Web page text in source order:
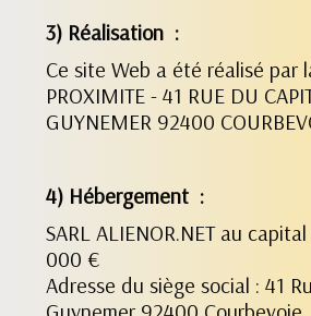
3) Réalisation :
Ce site Web a été réalisé par
PROXIMITE - 41 RUE DU
GUYNEMER 92400
4) Hébergement :
SARL ALIENOR.NET au
000 €
Adresse du siège social : 41